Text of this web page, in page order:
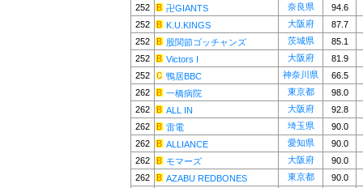
252
卍GIANTS 奈良県
94.6
252
K.U.KINGS 大阪府
87.7
252
股関節ゴッチャンズ 茨城県
85.1
252
Victors I 大阪府
81.9
252
鴨居BBC 神奈川県
66.5
262
一橋病院 東京都
98.0
262
ALL IN 大阪府
92.8
262
雷電 埼玉県
90.0
262
ALLIANCE 愛知県
90.0
262
モマーズ 大阪府
90.0
262
AZABU REDBONES 東京都
90.0